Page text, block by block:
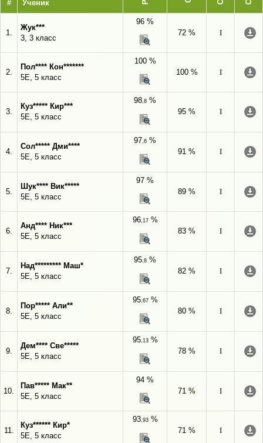
# Ученик
1.
Жук***
3, 3 класс
96 %
72 %
I
2.
Пол**** Кон*******
5Е, 5 класс
100 %
100 %
I
3.
Куз***** Кир***
5Е, 5 класс
98,8 %
95 %
I
4.
Сол***** Дми****
5Е, 5 класс
97,6 %
91 %
I
5.
Шук**** Вик*****
5Е, 5 класс
97 %
89 %
I
6.
Анд**** Ник***
5Е, 5 класс
96,17%
83 %
I
7.
Над********* Маш*
5Е, 5 класс
95,8 %
82 %
I
8.
Пор***** Али**
5Е, 5 класс
95,67%
80 %
I
9.
Дем**** Све*****
5Е, 5 класс
95,13%
78 %
I
10.
Пав***** Мак**
5Е, 5 класс
94 %
71 %
I
11.
Куз****** Кир*
5Е, 5 класс
93,93%
71 %
I